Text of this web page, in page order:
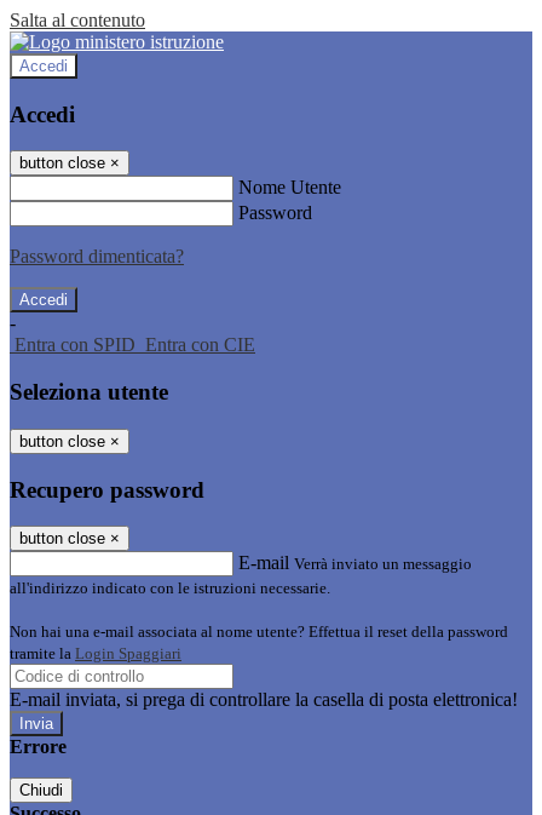
Salta al contenuto
Accedi
Accedi
button close ×
Nome Utente
Password
Password dimenticata?
-
Entra con SPID Entra con CIE
Seleziona utente
button close ×
Recupero password
button close ×
E-mail Verrà inviato un messaggio
all'indirizzo indicato con le istruzioni necessarie.
Non hai una e-mail associata al nome utente? Effettua il reset della password
tramite la Login Spaggiari
E-mail inviata, si prega di controllare la casella di posta elettronica!
Errore
Chiudi